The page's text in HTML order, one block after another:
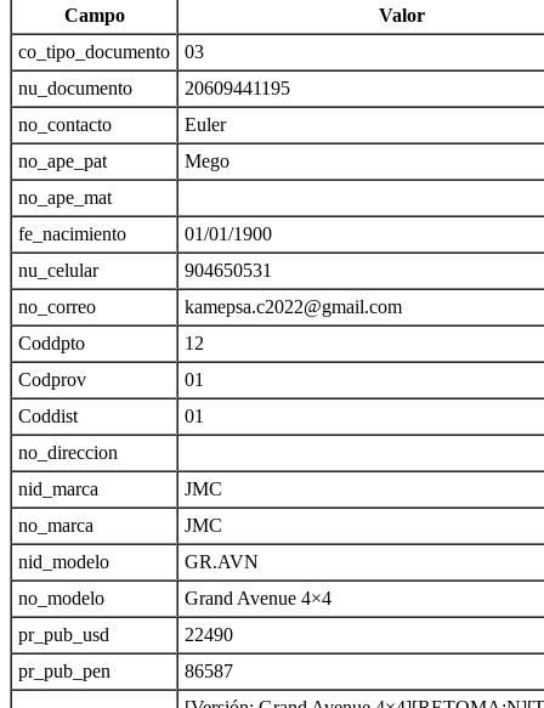
Campo
Valor
co_tipo_documento
03
nu_documento
20609441195
no_contacto
Euler
no_ape_pat
Mego
no_ape_mat
fe_nacimiento
01/01/1900
nu_celular
904650531
no_correo
kamepsa.c2022@gmail.com
Coddpto
12
Codprov
01
Coddist
01
no_direccion
nid_marca
JMC
no_marca
JMC
nid_modelo
GR.AVN
no_modelo
Grand Avenue 4×4
pr_pub_usd
22490
pr_pub_pen
86587